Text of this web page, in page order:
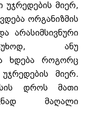
უჯრედების მიერ,
ორგანიზმის
არასიმსივნური
ანუ
ხდება როგორც
მიერ.
დროს მათი
მაღალი